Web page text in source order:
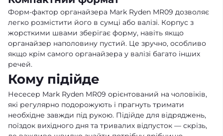
Форм-фактор органайзера Mark Ryden MR09 дозволяє
легко розмістити його в сумці або валізі. Корпус з
жорсткими швами зберігає форму, навіть якщо
органайзер наполовину пустий. Це зручно, особливо
якщо крім самого органайзера у валізі багато інших
речей.
Кому підійде
Несесер Mark Ryden MR09 орієнтований на чоловіків,
які регулярно подорожують і прагнуть тримати
необхідне завжди під рукою. Підійде для відряджень,
поїздок вихідного дня та тривалих відпусток — скрізь,